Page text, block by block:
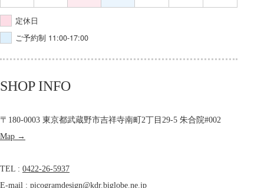
定休日
ご予約制 11:00-17:00
SHOP INFO
〒180-0003 東京都武蔵野市吉祥寺南町2丁目29-5 朱合院#002
Map →
TEL : 0422-26-5937
E-mail : picogramdesign@kdr.biglobe.ne.jp